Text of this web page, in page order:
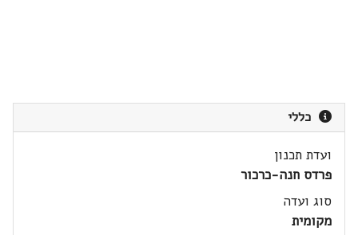
כללי
ועדת תכנון
פרדס חנה-כרכור
סוג ועדה
מקומית